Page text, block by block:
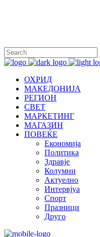
ОХРИД
МАКЕДОНИЈА
РЕГИОН
СВЕТ
МАРКЕТИНГ
МАГАЗИН
ПОВЕЌЕ
Економија
Политика
Здравје
Колумни
Актуелно
Интервјуа
Спорт
Празници
Друго